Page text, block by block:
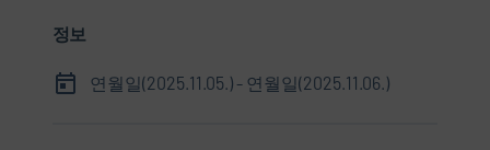
정보
연월일(2025.11.05.) - 연월일(2025.11.06.)